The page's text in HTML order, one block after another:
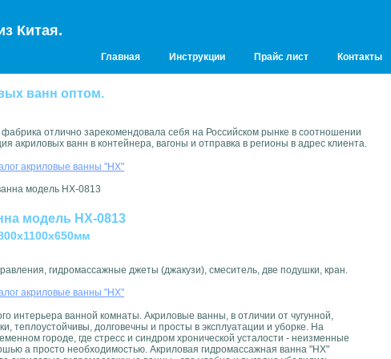
Китая.
Главная Инструкции Прайс лист Контакты
ванн оптом.
отлично зарекомендовала себя на Российском рынке в соотношении
акриловых ванн в контейнера, вагоны и отправка в регионы в адрес клиента.
акриловые ванны "HX"
модель HX-0813
гидромассажные джеты (джакузи), смеситель, две подушки, кран.
акриловые ванны "HX"
интерьера ванной комнаты. Акриловые ванны, в отличии от чугунной,
долговечны и просты в эксплуатации и уборке. На
городе, где стресс и синдром хронической усталости - неизменные
а просто необходимостью. Акриловая гидромассажная ванна "HX"